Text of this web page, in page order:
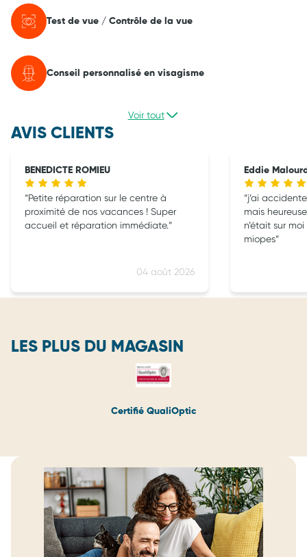
Test de vue / Contrôle de la vue
Conseil personnalisé en visagisme
Voir tout
AVIS CLIENTS
BENEDICTE ROMIEU
04 août 2026
Petite réparation sur le centre à
proximité de nos vacances ! Super
accueil et réparation immédiate.
Eddie
j’ai
mais
n’était sur
miopes
LES PLUS DU MAGASIN
Certifié QualiOptic